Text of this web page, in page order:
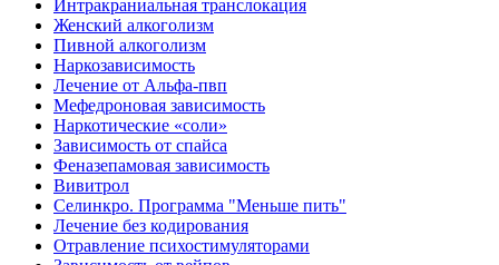
Интракраниальная транслокация
Женский алкоголизм
Пивной алкоголизм
Наркозависимость
Лечение от Альфа-пвп
Мефедроновая зависимость
Наркотические «соли»
Зависимость от спайса
Феназепамовая зависимость
Вивитрол
Селинкро. Программа "Меньше пить"
Лечение без кодирования
Отравление психостимуляторами